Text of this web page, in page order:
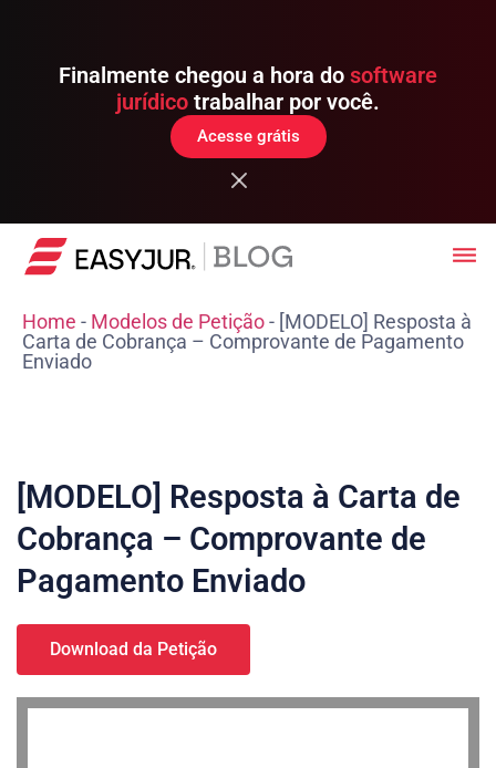
Finalmente chegou a hora do software
jurídico trabalhar por você.
Acesse grátis
Home - Modelos de Petição- [MODELO] Resposta à
Carta de Cobrança – Comprovante de Pagamento
Enviado
[MODELO] Resposta à Carta de
Cobrança – Comprovante de
Pagamento Enviado
Download da Petição